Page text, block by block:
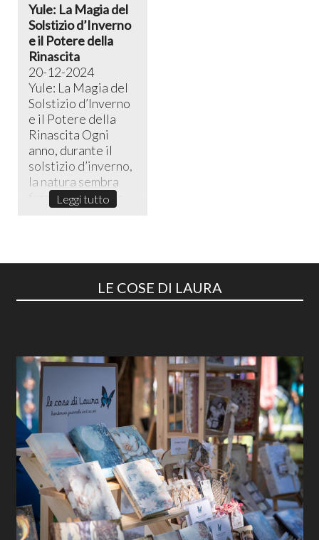
Yule: La Magia del
Solstizio d’Inverno
e il Potere della
Rinascita
20-12-2024
Yule: La Magia del
Solstizio d’Inverno
e il Potere della
Rinascita ​Ogni
anno, durante il
solstizio d’inverno,
la natura sembra
fermarsi in un sile...
Leggi tutto
LE COSE DI LAURA